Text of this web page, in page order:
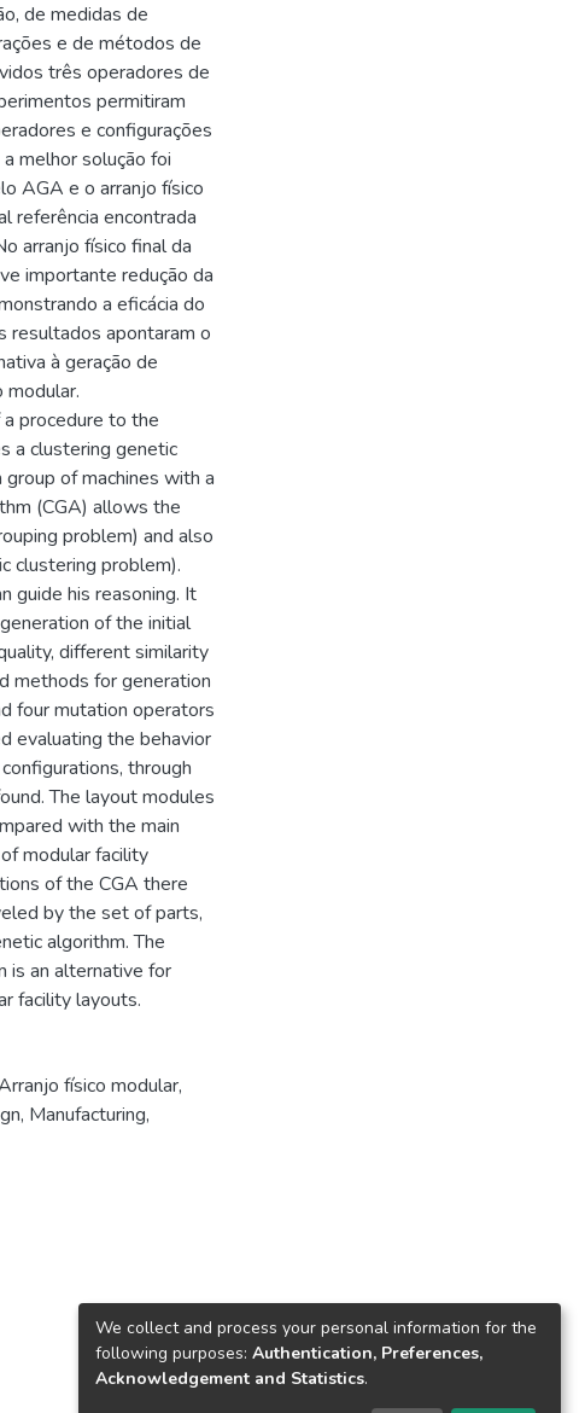
de medidas de
e de métodos de
três operadores de
permitiram
e configurações
melhor solução foi
AGA e o arranjo físico
referência encontrada
arranjo físico final da
importante redução da
a eficácia do
resultados apontaram o
à geração de
procedure to the
a clustering genetic
of machines with a
(CGA) allows the
problem) and also
clustering problem).
guide his reasoning. It
of the initial
different similarity
methods for generation
four mutation operators
evaluating the behavior
through
The layout modules
with the main
modular facility
of the CGA there
by the set of parts,
algorithm. The
is an alternative for
facility layouts.
físico modular,
, Manufacturing,
We collect and process your personal information for the
following purposes: Authentication, Preferences,
Acknowledgement and Statistics.